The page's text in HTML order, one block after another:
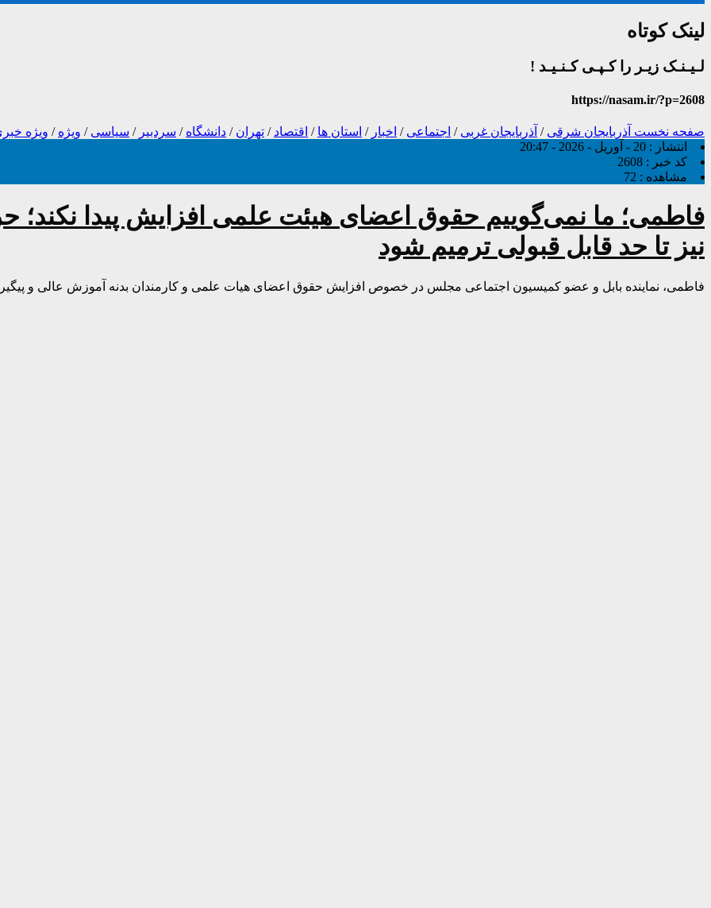
لینک کوتاه
لـیـنـک زیـر را کـپـی کـنـیـد !
https://nasam.ir/?p=2608
صفحه نخست آذربایجان شرقی / آذربایجان غربی / اجتماعی / اخبار / استان ها / اقتصاد / تهران / دانشگاه / سردبیر / سیاسی / ویژه / ویژه
انتشار : 20 - آوریل - 2026 - 20:47
کد خبر : 2608
مشاهده : 72
فاطمی؛ ما نمی‌گوییم حقوق اعضای هیئت علمی افزایش پیدا
نیز تا حد قابل قبولی ترمیم شود
فاطمی، نماینده بابل و عضو کمیسیون اجتماعی مجلس در خصوص افزایش حقوق اعضای هیات علمی و کارمندان بدنه آموزش عالی و